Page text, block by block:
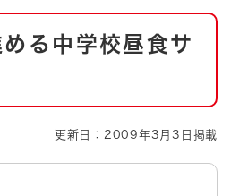
とじる
る中学校昼食サ
更新日：2009年3月3日掲載